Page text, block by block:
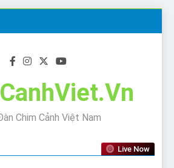
Chim Cảnh Việt Nam
Live Now